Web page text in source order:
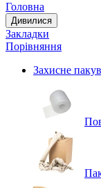
Головна
Дивилися
Закладки
Порівняння
Захисне